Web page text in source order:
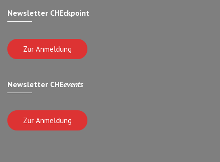
Newsletter CHEckpoint
Zur Anmeldung
Newsletter CHEevents
Zur Anmeldung